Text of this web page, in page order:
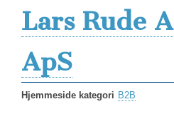
Lars Rude
ApS
Hjemmeside kategori B2B